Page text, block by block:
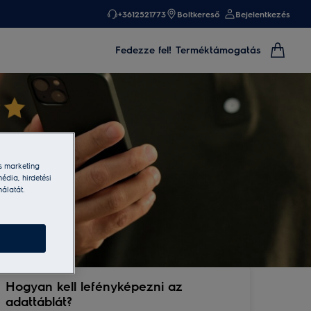
+3612521773 Boltkereső Bejelentkezés
Fedezze fel! Terméktámogatás
Hogyan kell lefényképezni az
adattáblát?
marketing
hirdetési